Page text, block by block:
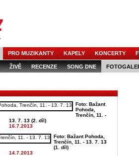
PRO MUZIKANTY KAPELY KONCERTY
ŽIVĚ RECENZE SONG DNE
Foto: Bažant
Pohoda,
Trenčín, 11. -
13. 7. 13 (2. díl)
16.7.2013
Foto: Bažant Pohoda,
Trenčín, 11. - 13. 7. 13
(1. díl)
14.7.2013